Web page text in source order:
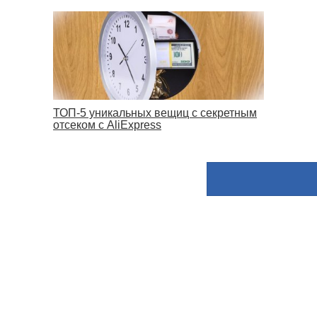
ТОП-5 уникальных вещиц с секретным
отсеком с AliExpress